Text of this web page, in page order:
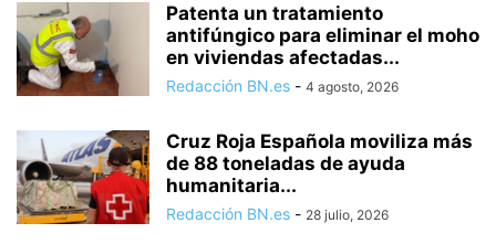
Patenta un tratamiento
antifúngico para eliminar el moho
en viviendas afectadas...
Redacción BN.es - 4 agosto, 2026
Cruz Roja Española moviliza más
de 88 toneladas de ayuda
humanitaria...
Redacción BN.es - 28 julio, 2026